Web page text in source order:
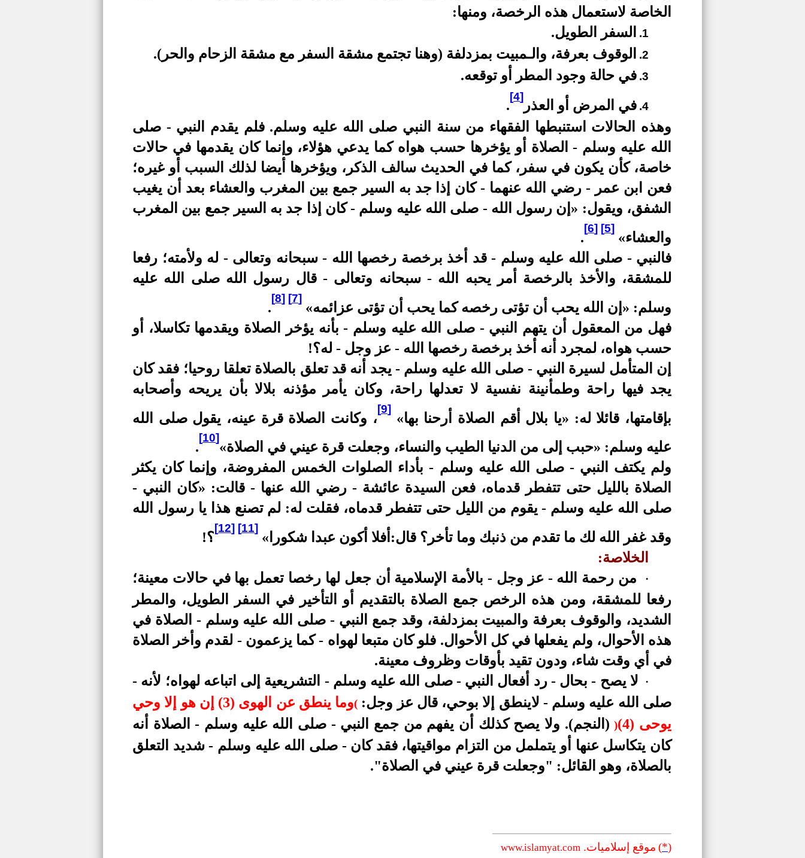
الخاصة لاستعمال هذه الرخصة، ومنها:
1. السفر الطويل.
2. الوقوف بعرفة، والـمبيت بمزدلفة (وهنا تجتمع مشقة السفر مع مشقة الزحام والحر).
3. في حالة وجود المطر أو توقعه.
4. في المرض أو العذر
[4]
.
وهذه الحالات استنبطها الفقهاء من سنة النبي صلى الله عليه وسلم. فلم يقدم النبي - صلى
الله عليه وسلم - الصلاة أو يؤخرها حسب هواه كما يدعي هؤلاء، وإنما كان يقدمها في حالات
خاصة، كأن يكون في سفر، كما في الحديث سالف الذكر، ويؤخرها أيضا لذلك السبب أو غيره؛
فعن ابن عمر - رضي الله عنهما - كان إذا جد به السير جمع بين المغرب والعشاء بعد أن يغيب
الشفق، ويقول: «إن رسول الله - صلى الله عليه وسلم - كان إذا جد به السير جمع بين المغرب
والعشاء»
[5]
[6]
.
فالنبي - صلى الله عليه وسلم - قد أخذ برخصة رخصها الله - سبحانه وتعالى - له ولأمته؛ رفعا
للمشقة، والأخذ بالرخصة أمر يحبه الله - سبحانه وتعالى - قال رسول الله صلى الله عليه
وسلم: «إن الله يحب أن تؤتى رخصه كما يحب أن تؤتى عزائمه»
[7]
[8]
.
فهل من المعقول أن يتهم النبي - صلى الله عليه وسلم - بأنه يؤخر الصلاة ويقدمها تكاسلا، أو
حسب هواه، لمجرد أنه أخذ برخصة رخصها الله - عز وجل - له؟!
إن المتأمل لسيرة النبي - صلى الله عليه وسلم - يجد أنه قد تعلق بالصلاة تعلقا روحيا؛ فقد كان
يجد فيها راحة وطمأنينة نفسية لا تعدلها راحة، وكان يأمر مؤذنه بلالا بأن يريحه وأصحابه
بإقامتها، قائلا له: «يا بلال أقم الصلاة أرحنا بها»
[9]
، وكانت الصلاة قرة عينه، يقول صلى الله
عليه وسلم: «حبب إلى من الدنيا الطيب والنساء، وجعلت قرة عيني في الصلاة»
[10]
.
ولم يكتف النبي - صلى الله عليه وسلم - بأداء الصلوات الخمس المفروضة، وإنما كان يكثر
الصلاة بالليل حتى تتفطر قدماه، فعن السيدة عائشة - رضي الله عنها - قالت: «كان النبي -
صلى الله عليه وسلم - يقوم من الليل حتى تتفطر قدماه، فقلت له: لم تصنع هذا يا رسول الله
وقد غفر الله لك ما تقدم من ذنبك وما تأخر؟ قال:أفلا أكون عبدا شكورا»
[11]
[12]
؟!
الخلاصة:
·
من رحمة الله - عز وجل - بالأمة الإسلامية أن جعل لها رخصا تعمل بها في حالات معينة؛
رفعا للمشقة، ومن هذه الرخص جمع الصلاة بالتقديم أو التأخير في السفر الطويل، والمطر
الشديد، والوقوف بعرفة والمبيت بمزدلفة، وقد جمع النبي - صلى الله عليه وسلم - الصلاة في
هذه الأحوال، ولم يفعلها في كل الأحوال. فلو كان متبعا لهواه - كما يزعمون - لقدم وأخر الصلاة
في أي وقت شاء، ودون تقيد بأوقات وظروف معينة.
·
لا يصح - بحال - رد أفعال النبي - صلى الله عليه وسلم - التشريعية إلى اتباعه لهواه؛ لأنه -
صلى الله عليه وسلم - لاينطق إلا بوحي، قال عز وجل: )
وما ينطق عن الهوى (3) إن هو إلا وحي
يوحى (4)
( (النجم). ولا يصح كذلك أن يفهم من جمع النبي - صلى الله عليه وسلم - الصلاة أنه
كان يتكاسل عنها أو يتململ من التزام مواقيتها، فقد كان - صلى الله عليه وسلم - شديد التعلق
بالصلاة، وهو القائل: "وجعلت قرة عيني في الصلاة".
(
*
) موقع إسلاميات. www.islamyat.com